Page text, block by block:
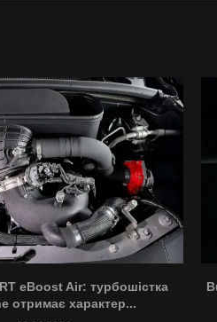
eBoost Air: турбошістка
отримає характер...